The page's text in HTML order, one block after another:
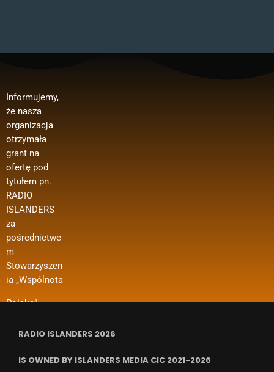
Informujemy,
że nasza
organizacja
otrzymała
grant na
ofertę pod
tytułem pn.
RADIO
ISLANDERS
za
pośrednictwe
m
Stowarzyszen
ia „Wspólnota
Polska”.
Dofinansowan
ie oferty z
Ministerstwa
Spraw
Zagranicznyc
h w ramach
konkursu
„Polonia i
Polacy za
Granicą 2024
RADIO ISLANDERS 2026
IS OWNED BY ISLANDERS MEDIA CIC 2021-2026